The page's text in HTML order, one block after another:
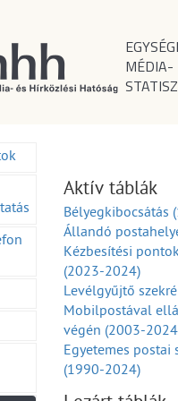
MÉDIA-
Aktív táblák
Bélyegkibocsátás
Állandó
Kézbesítési
(2023-2024)
Levélgyűjtő
Mobilpostával
végén (2003-
Egyetemes
(1990-2024)
Egyetemes postai